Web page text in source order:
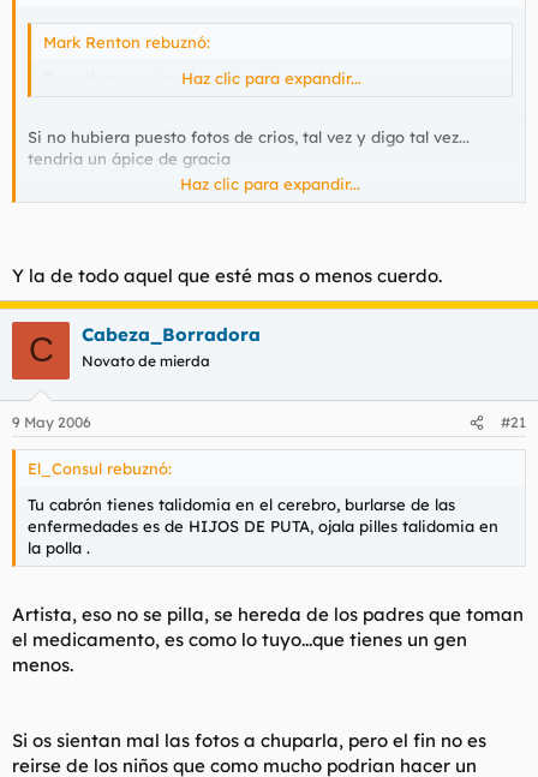
Mark Renton rebuznó:
Pues tiene su (casi inexistente) gracia.
Haz clic para expandir...
Si no hubiera puesto fotos de crios, tal vez y digo tal vez...
tendria un ápice de gracia
ES MI OPINION
Haz clic para expandir...
Y la de todo aquel que esté mas o menos cuerdo.
C Cabeza_Borradora
Novato de mierda
9 May 2006 #21
El_Consul rebuznó:
Tu cabrón tienes talidomia en el cerebro, burlarse de las
enfermedades es de HIJOS DE PUTA, ojala pilles talidomia en
la polla .
Artista, eso no se pilla, se hereda de los padres que toman
el medicamento, es como lo tuyo...que tienes un gen
menos.
Si os sientan mal las fotos a chuparla, pero el fin no es
reirse de los niños que como mucho podrian hacer un